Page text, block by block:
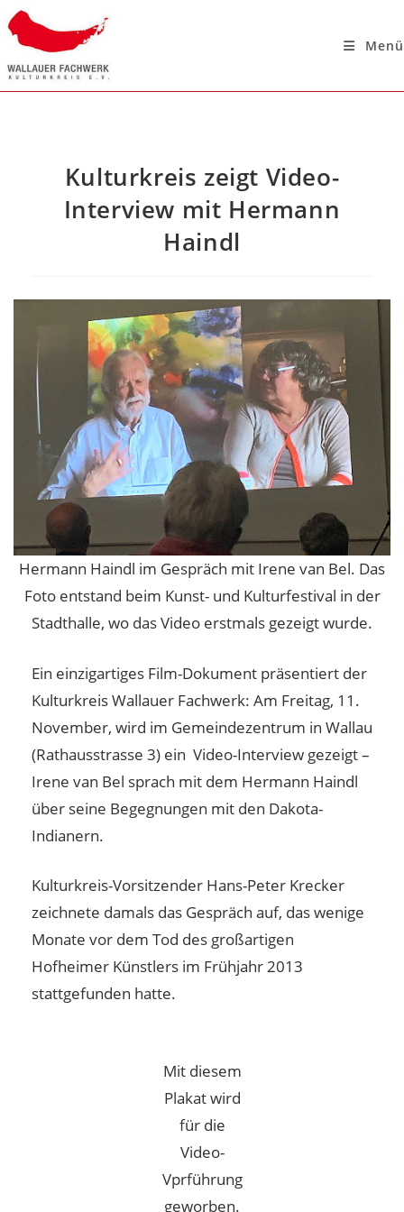
Menü
Kulturkreis zeigt Video-
Interview mit Hermann
Haindl
Hermann Haindl im Gespräch mit Irene van Bel. Das
Foto entstand beim Kunst- und Kulturfestival in der
Stadthalle, wo das Video erstmals gezeigt wurde.
Ein einzigartiges Film-Dokument präsentiert der
Kulturkreis Wallauer Fachwerk: Am Freitag, 11.
November, wird im Gemeindezentrum in Wallau
(Rathausstrasse 3) ein Video-Interview gezeigt –
Irene van Bel sprach mit dem Hermann Haindl
über seine Begegnungen mit den Dakota-
Indianern.
Kulturkreis-Vorsitzender Hans-Peter Krecker
zeichnete damals das Gespräch auf, das wenige
Monate vor dem Tod des großartigen
Hofheimer Künstlers im Frühjahr 2013
stattgefunden hatte.
Mit diesem
Plakat wird
für die
Video-
Vprführung
geworben.